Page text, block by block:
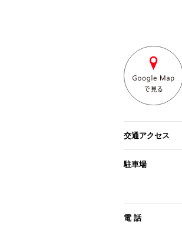
交通アクセス
駐車場
電 話